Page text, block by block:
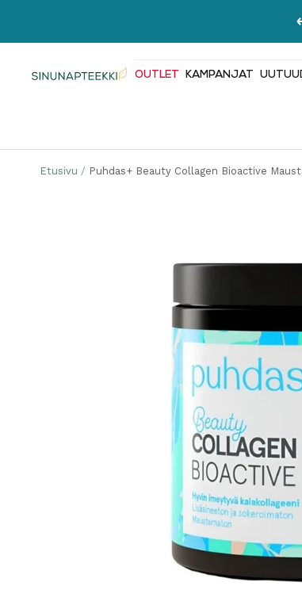
Sinunapteekki.fi OUTLET KAMPANJAT
Etusivu Puhdas+ Beauty Collagen Bioactive